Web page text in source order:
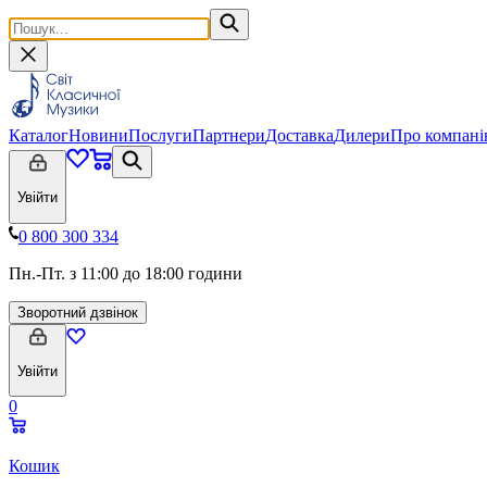
КаталогНовиниПослугиПартнериДоставкаДилериПро
Увійти
0 800 300 334
Пн.-Пт. з 11:00 до 18:00 години
Зворотний дзвінок
Увійти
0
Кошик